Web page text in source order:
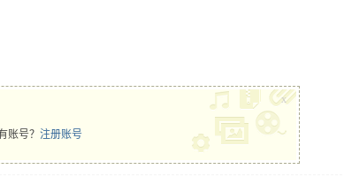
账号？ 注册账号
x